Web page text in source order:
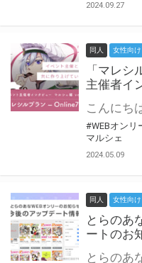
2024.09.27
同人 女性向け
「マレシ
主催者イ
#WEBオンリ
マルシェ
2024.05.09
同人 女性向け
とらのあ
ートのお